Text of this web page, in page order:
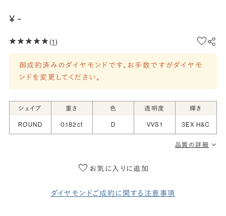
¥ -
(1)
御成約済みのダイヤモンドです。お手数ですがダイヤモ
ンドを変更してください。
シェイプ 重さ 色 透明度 輝き
ROUND 0.182ct D VVS1 3EX H&C
品質の詳細
お気に入りに追加
ダイヤモンドご成約に関する注意事項